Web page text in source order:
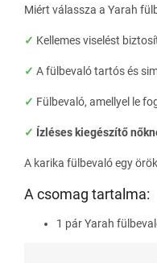
Miért válassza a Yarah
✓ Kellemes viselést
✓ A fülbevaló tartós és
✓ Fülbevaló, amellyel le
✓ Ízléses kiegészítő
A karika fülbevaló egy
A csomag tartalma:
1 pár Yarah